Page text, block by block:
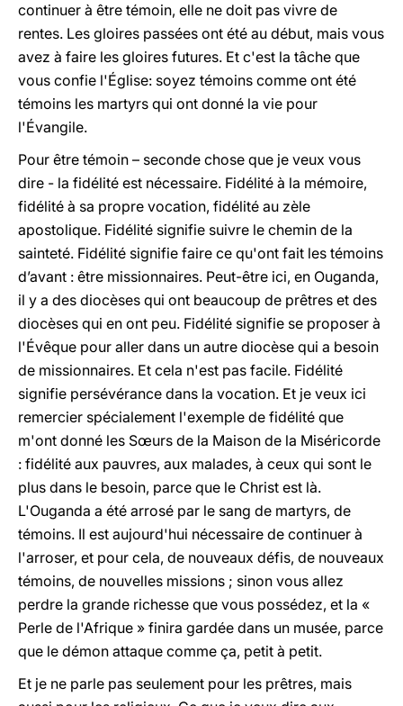
continuer à être témoin, elle ne doit pas vivre de
rentes. Les gloires passées ont été au début, mais vous
avez à faire les gloires futures. Et c'est la tâche que
vous confie l'Église: soyez témoins comme ont été
témoins les martyrs qui ont donné la vie pour
l'Évangile.
Pour être témoin – seconde chose que je veux vous
dire - la fidélité est nécessaire. Fidélité à la mémoire,
fidélité à sa propre vocation, fidélité au zèle
apostolique. Fidélité signifie suivre le chemin de la
sainteté. Fidélité signifie faire ce qu'ont fait les témoins
d’avant : être missionnaires. Peut-être ici, en Ouganda,
il y a des diocèses qui ont beaucoup de prêtres et des
diocèses qui en ont peu. Fidélité signifie se proposer à
l'Évêque pour aller dans un autre diocèse qui a besoin
de missionnaires. Et cela n'est pas facile. Fidélité
signifie persévérance dans la vocation. Et je veux ici
remercier spécialement l'exemple de fidélité que
m'ont donné les Sœurs de la Maison de la Miséricorde
: fidélité aux pauvres, aux malades, à ceux qui sont le
plus dans le besoin, parce que le Christ est là.
L'Ouganda a été arrosé par le sang de martyrs, de
témoins. Il est aujourd'hui nécessaire de continuer à
l'arroser, et pour cela, de nouveaux défis, de nouveaux
témoins, de nouvelles missions ; sinon vous allez
perdre la grande richesse que vous possédez, et la «
Perle de l'Afrique » finira gardée dans un musée, parce
que le démon attaque comme ça, petit à petit.
Et je ne parle pas seulement pour les prêtres, mais